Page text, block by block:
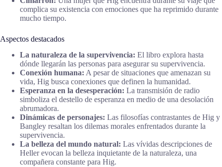
complica su existencia con emociones que ha reprimido durante
mucho tiempo.
Aspectos destacados
La naturaleza de la supervivencia: El libro explora hasta
dónde llegarán las personas para asegurar su supervivencia.
Conexión humana: A pesar de situaciones que amenazan su
vida, Hig busca conexiones que definen la humanidad.
Esperanza en la desesperación: La transmisión de radio
simboliza el destello de esperanza en medio de una desolación
abrumadora.
Dinámicas de personajes: Las filosofías contrastantes de Hig y
Bangley resaltan los dilemas morales enfrentados durante la
supervivencia.
La belleza del mundo natural: Las vívidas descripciones de
Heller evocan la belleza inquietante de la naturaleza, una
compañera constante para Hig.